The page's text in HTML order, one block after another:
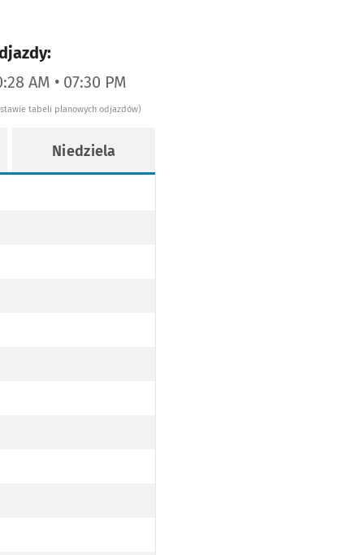
AM • 07:30 PM
tabeli planowych odjazdów)
Niedziela